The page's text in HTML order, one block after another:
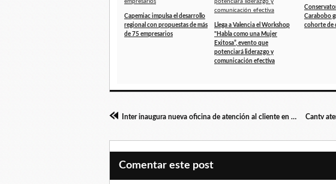
Capemiac impulsa el desarrollo
regional con propuestas de más
de 75 empresarios
Llega a Valencia el Workshop
"Habla como una Mujer
Exitosa”, evento que
potenciará liderazgo y
comunicación efectiva
Carabobo
cohorte de
Inter inaugura nueva oficina de atención al cliente en el C. C. Metrópolis en San Diego
Comentar este post